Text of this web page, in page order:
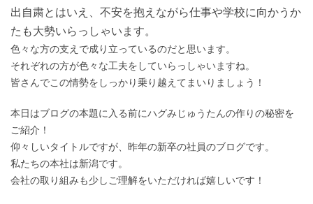
出自粛とはいえ、不安を抱えながら仕事や学校に向かうか
たも大勢いらっしゃいます。
色々な方の支えで成り立っているのだと思います。
それぞれの方が色々な工夫をしていらっしゃいますね。
皆さんでこの情勢をしっかり乗り越えてまいりましょう！
本日はブログの本題に入る前にハグみじゅうたんの作りの秘密を
ご紹介！
仰々しいタイトルですが、昨年の新卒の社員のブログです。
私たちの本社は新潟です。
会社の取り組みも少しご理解をいただければ嬉しいです！